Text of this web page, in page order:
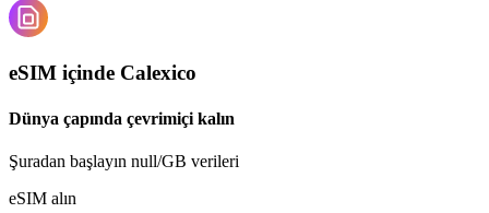
eSIM içinde Calexico
Dünya çapında çevrimiçi kalın
Şuradan başlayın null/GB verileri
eSIM alın